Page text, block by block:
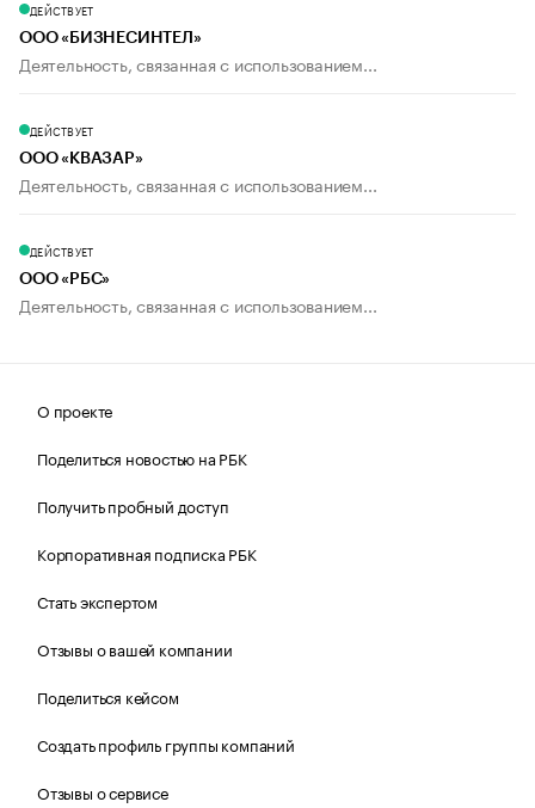
ДЕЙСТВУЕТ
ООО «БИЗНЕСИНТЕЛ»
Деятельность, связанная с использованием...
ДЕЙСТВУЕТ
ООО «КВАЗАР»
Деятельность, связанная с использованием...
ДЕЙСТВУЕТ
ООО «РБС»
Деятельность, связанная с использованием...
О проекте
Поделиться новостью на РБК
Получить пробный доступ
Корпоративная подписка РБК
Стать экспертом
Отзывы о вашей компании
Поделиться кейсом
Создать профиль группы компаний
Отзывы о сервисе